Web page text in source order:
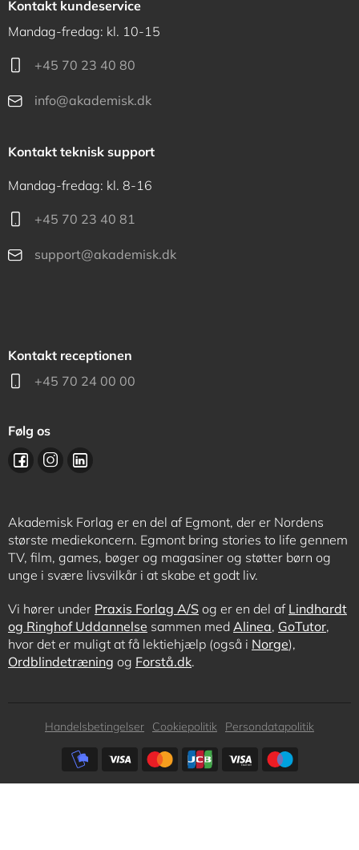
Kontakt kundeservice
Mandag-fredag: kl. 10-15
+45 70 23 40 80
info@akademisk.dk
Kontakt teknisk support
Mandag-fredag: kl. 8-16
+45 70 23 40 81
support@akademisk.dk
Kontakt receptionen
+45 70 24 00 00
Følg os
Akademisk Forlag er en del af Egmont, der er Nordens
største mediekoncern. Egmont bring stories to life gennem
TV, film, games, bøger og magasiner og støtter børn og
unge i svære livsvilkår i at skabe et godt liv.
Vi hører under Praxis Forlag A/S og er en del af Lindhardt
og Ringhof Uddannelse sammen med Alinea, GoTutor,
hvor det er muligt at få lektiehjælp (også i Norge),
Ordblindetræning og Forstå.dk.
Subfooter
Handelsbetingelser Cookiepolitik
Persondatapolitik
Subfooter
payment
options